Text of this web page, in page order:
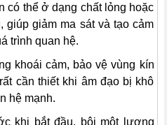
có thể ở dạng chất lỏng hoặc
giảm ma sát và tạo cảm
trình quan hệ.
khoái cảm, bảo vệ vùng kín
cần thiết khi âm đạo bị khô
hệ mạnh.
khi bắt đầu, bôi một lượng